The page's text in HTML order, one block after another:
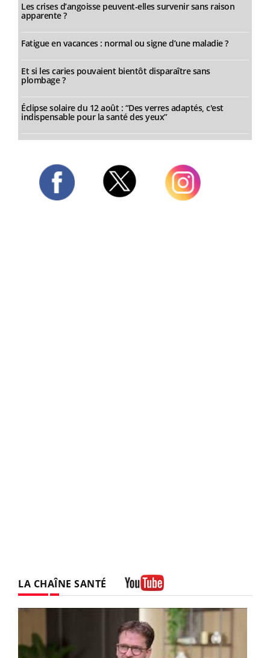
Les crises d’angoisse peuvent-elles survenir sans raison
apparente ?
Fatigue en vacances : normal ou signe d’une maladie ?
Et si les caries pouvaient bientôt disparaître sans
plombage ?
Éclipse solaire du 12 août : “Des verres adaptés, c'est
indispensable pour la santé des yeux”
LA CHAÎNE SANTÉ